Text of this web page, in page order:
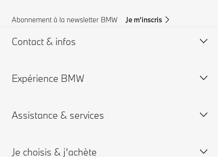
Abonnement à la newsletter BMW Je m’inscris
Contact & infos
Aide & Contact
Assistance routière
Expérience BMW
Carrières chez BMW
Assistance & services
Je réserve un rendez-vous entretien
Je choisis & j’achète